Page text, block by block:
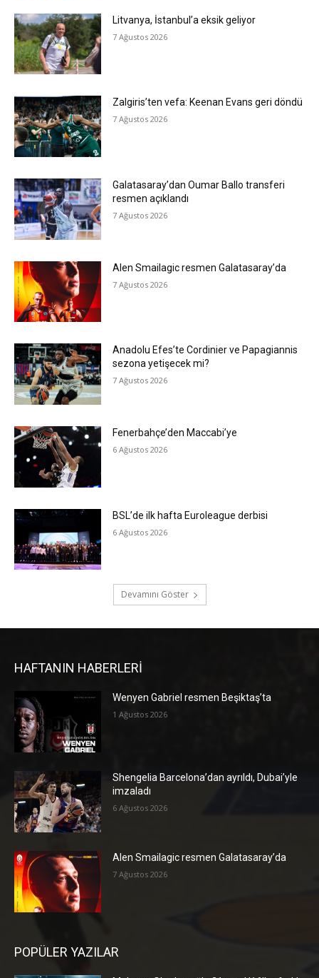
Litvanya, İstanbul’a eksik geliyor
7 Ağustos 2026
Zalgiris’ten vefa: Keenan Evans geri döndü
7 Ağustos 2026
Galatasaray’dan Oumar Ballo transferi
resmen açıklandı
7 Ağustos 2026
Alen Smailagic resmen Galatasaray’da
7 Ağustos 2026
Anadolu Efes’te Cordinier ve Papagiannis
sezona yetişecek mi?
7 Ağustos 2026
Fenerbahçe’den Maccabi’ye
6 Ağustos 2026
BSL’de ilk hafta Euroleague derbisi
6 Ağustos 2026
Devamını Göster
HAFTANIN HABERLERİ
Wenyen Gabriel resmen Beşiktaş’ta
1 Ağustos 2026
Shengelia Barcelona’dan ayrıldı, Dubai’yle
imzaladı
6 Ağustos 2026
Alen Smailagic resmen Galatasaray’da
7 Ağustos 2026
POPÜLER YAZILAR